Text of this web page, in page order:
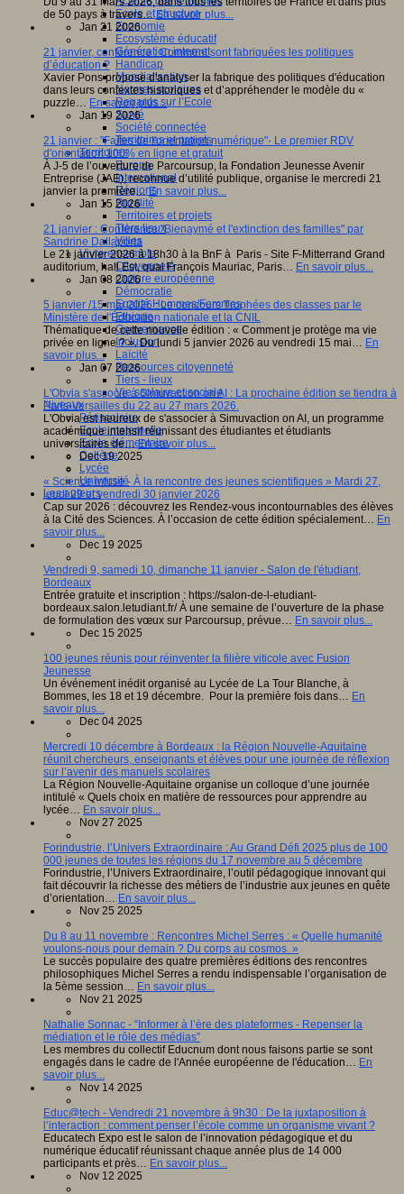
Ecole et structure
Economie
Ecosystème éducatif
Génération internet
Handicap
Mondialisation
Normes scolaires
Regards sur l’Ecole
Santé
Société connectée
Territoires et projets
Territoires
Europe
International
Régions
Ruralité
Territoires et projets
Tiers lieux
Villes
Vivre ensemble
Citoyenneté
Culture européenne
Démocratie
Egalité Hommes/Femmes
Ethique
Gouvernance
Inclusion
Laïcité
Ressources citoyenneté
Tiers - lieux
Vie scolaire et sociale
Niveaux
Périscolaire
Ecole maternelle
Ecole élémentaire
Collège
Lycée
Université
Les auteurs
de 50 pays à travers…En savoir plus...
Jan 21 2026
21 janvier, conférence : Comment sont fabriquées les politiques
d’éducation ?
Xavier Pons propose d'analyser la fabrique des politiques d'éducation
dans leurs contextes historiques et d’appréhender le modèle du «
puzzle… En savoir plus...
Jan 19 2026
21 janvier : "Faites de l'orientation numérique"- Le premier RDV
d'orientation 100% en ligne et gratuit
À J-5 de l’ouverture de Parcoursup, la Fondation Jeunesse Avenir
Entreprise (JAE), reconnue d’utilité publique, organise le mercredi 21
janvier la première…En savoir plus...
Jan 15 2026
21 janvier : Conférence "Bienaymé et l'extinction des familles" par
Sandrine Dallaporta
Le 21 janvier 2026 à 18h30 à la BnF à Paris - Site F-Mitterrand Grand
auditorium, hall Est, quai François Mauriac, Paris… En savoir plus...
Jan 08 2026
5 janvier /15 mai 2026 : Le concours Trophées des classes par le
Ministère de l'Éducation nationale et la CNIL
Thématique de cette nouvelle édition : « Comment je protège ma vie
privée en ligne ? ». Du lundi 5 janvier 2026 au vendredi 15 mai… En
savoir plus...
Jan 07 2026
L'Obvia s'associe à Simuvaction on AI : La prochaine édition se tiendra à
Paris-Versailles du 22 au 27 mars 2026.
L'Obvia est heureux de s'associer à Simuvaction on AI, un programme
académique intensif réunissant des étudiantes et étudiants
universitaires de…En savoir plus...
Dec 19 2025
« Science infuse - À la rencontre des jeunes scientifiques » Mardi 27,
jeudi 29 et vendredi 30 janvier 2026
Cap sur 2026 : découvrez les Rendez-vous incontournables des élèves
à la Cité des Sciences. À l’occasion de cette édition spécialement… En
savoir plus...
Dec 19 2025
Vendredi 9, samedi 10, dimanche 11 janvier - Salon de l'étudiant,
Bordeaux
Entrée gratuite et inscription : https://salon-de-l-etudiant-
bordeaux.salon.letudiant.fr/ À une semaine de l’ouverture de la phase
de formulation des vœux sur Parcoursup, prévue… En savoir plus...
Dec 15 2025
100 jeunes réunis pour réinventer la filière viticole avec Fusion
Jeunesse
Un événement inédit organisé au Lycée de La Tour Blanche, à
Bommes, les 18 et 19 décembre. Pour la première fois dans… En
savoir plus...
Dec 04 2025
Mercredi 10 décembre à Bordeaux : la Région Nouvelle-Aquitaine
réunit chercheurs, enseignants et élèves pour une journée de réflexion
sur l’avenir des manuels scolaires
La Région Nouvelle-Aquitaine organise un colloque d’une journée
intitulé « Quels choix en matière de ressources pour apprendre au
lycée… En savoir plus...
Nov 27 2025
Forindustrie, l’Univers Extraordinaire : Au Grand Défi 2025 plus de 100
000 jeunes de toutes les régions du 17 novembre au 5 décembre
Forindustrie, l’Univers Extraordinaire, l’outil pédagogique innovant qui
fait découvrir la richesse des métiers de l’industrie aux jeunes en quête
d’orientation… En savoir plus...
Nov 25 2025
Du 8 au 11 novembre : Rencontres Michel Serres : « Quelle humanité
voulons-nous pour demain ? Du corps au cosmos. »
Le succès populaire des quatre premières éditions des rencontres
philosophiques Michel Serres a rendu indispensable l’organisation de
la 5ème session… En savoir plus...
Nov 21 2025
Nathalie Sonnac - “Informer à l’ère des plateformes - Repenser la
médiation et le rôle des médias”
Les membres du collectif Educnum dont nous faisons partie se sont
engagés dans le cadre de l'Année européenne de l'éducation… En
savoir plus...
Nov 14 2025
Educ@tech - Vendredi 21 novembre à 9h30 : De la juxtaposition à
l’interaction : comment penser l’école comme un organisme vivant ?
Educatech Expo est le salon de l’innovation pédagogique et du
numérique éducatif réunissant chaque année plus de 14 000
participants et près… En savoir plus...
Nov 12 2025